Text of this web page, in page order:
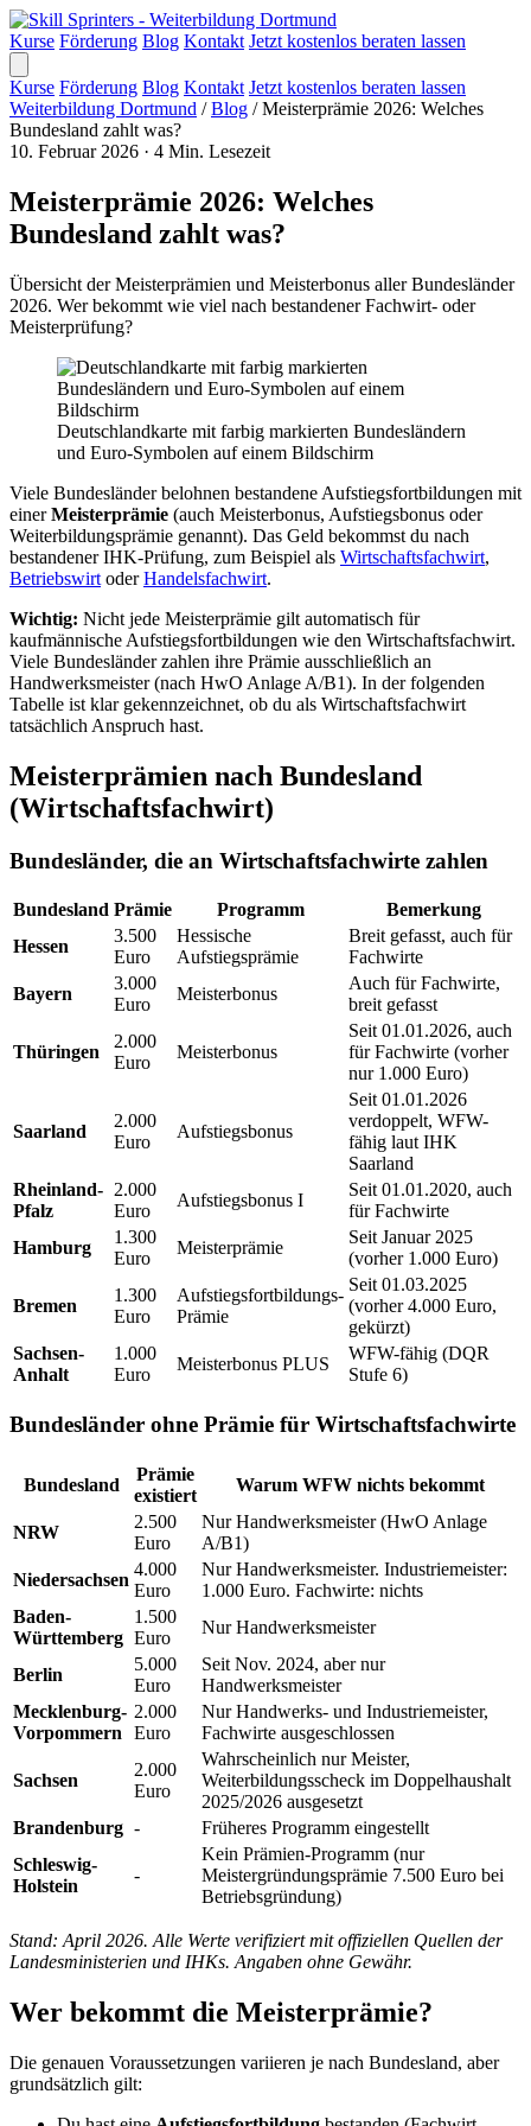
Kurse Förderung Blog Kontakt Jetzt kostenlos beraten lassen
Kurse Förderung Blog Kontakt Jetzt kostenlos beraten lassen
Weiterbildung Dortmund / Blog / Meisterprämie 2026: Welches
Bundesland zahlt was?
10. Februar 2026 · 4 Min. Lesezeit
Meisterprämie 2026: Welches
Bundesland zahlt was?
Übersicht der Meisterprämien und Meisterbonus aller Bundesländer
2026. Wer bekommt wie viel nach bestandener Fachwirt- oder
Meisterprüfung?
Deutschlandkarte mit farbig markierten Bundesländern
und Euro-Symbolen auf einem Bildschirm
Viele Bundesländer belohnen bestandene Aufstiegsfortbildungen mit
einerMeisterprämie (auch Meisterbonus, Aufstiegsbonus oder
Weiterbildungsprämie genannt). Das Geld bekommst du nach
bestandener IHK-Prüfung, zum Beispiel als Wirtschaftsfachwirt,
Betriebswirt oderHandelsfachwirt.
Wichtig: Nicht jede Meisterprämie gilt automatisch für
kaufmännische Aufstiegsfortbildungen wie den Wirtschaftsfachwirt.
Viele Bundesländer zahlen ihre Prämie ausschließlich an
Handwerksmeister (nach HwO Anlage A/B1). In der folgenden
Tabelle ist klar gekennzeichnet, ob du als Wirtschaftsfachwirt
tatsächlich Anspruch hast.
Meisterprämien nach Bundesland
(Wirtschaftsfachwirt)
Bundesländer, die an Wirtschaftsfachwirte zahlen
Bundesland Prämie Programm
Bemerkung
Hessen
3.500
Euro
Hessische
Aufstiegsprämie
Breit gefasst, auch für
Fachwirte
Bayern
3.000
Euro
Meisterbonus
Auch für Fachwirte,
breit gefasst
Thüringen
2.000
Euro
Meisterbonus
Seit 01.01.2026, auch
für Fachwirte (vorher
nur 1.000 Euro)
Saarland
2.000
Euro
Aufstiegsbonus
Seit 01.01.2026
verdoppelt, WFW-
fähig laut IHK
Saarland
Rheinland-
Pfalz
2.000
Euro
Aufstiegsbonus I
Seit 01.01.2020, auch
für Fachwirte
Hamburg
1.300
Euro
Meisterprämie
Seit Januar 2025
(vorher 1.000 Euro)
Bremen
1.300
Euro
Aufstiegsfortbildungs-
Prämie
Seit 01.03.2025
(vorher 4.000 Euro,
gekürzt)
Sachsen-
Anhalt
1.000
Euro
Meisterbonus PLUS
WFW-fähig (DQR
Stufe 6)
Bundesländer ohne Prämie für Wirtschaftsfachwirte
Bundesland
Prämie
existiert
Warum WFW nichts bekommt
NRW
2.500
Euro
Nur Handwerksmeister (HwO Anlage
A/B1)
Niedersachsen
4.000
Euro
Nur Handwerksmeister. Industriemeister:
1.000 Euro. Fachwirte: nichts
Baden-
Württemberg
1.500
Euro
Nur Handwerksmeister
Berlin
5.000
Euro
Seit Nov. 2024, aber nur
Handwerksmeister
Mecklenburg-
Vorpommern
2.000
Euro
Nur Handwerks- und Industriemeister,
Fachwirte ausgeschlossen
Sachsen
2.000
Euro
Wahrscheinlich nur Meister,
Weiterbildungsscheck im Doppelhaushalt
2025/2026 ausgesetzt
Brandenburg -
Früheres Programm eingestellt
Schleswig-
Holstein
-
Kein Prämien-Programm (nur
Meistergründungsprämie 7.500 Euro bei
Betriebsgründung)
Stand: April 2026. Alle Werte verifiziert mit offiziellen Quellen der
Landesministerien und IHKs. Angaben ohne Gewähr.
Wer bekommt die Meisterprämie?
Die genauen Voraussetzungen variieren je nach Bundesland, aber
grundsätzlich gilt: